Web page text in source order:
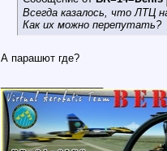
Всегда казалось, что ЛТЦ
Как их можно перепутать?
А парашют где?